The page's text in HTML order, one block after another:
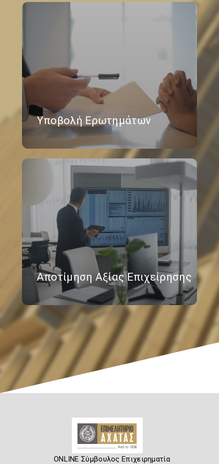
Υποβολή Ερωτημάτων
Αποτίμηση Αξίας Επιχείρησης
ONLINE Σύμβουλος Επιχειρηματία